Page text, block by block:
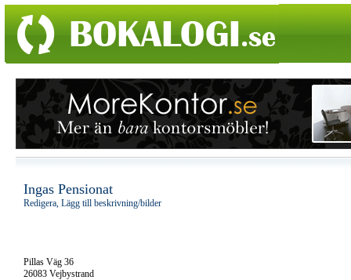
Ingas Pensionat
Redigera, Lägg till beskrivning/bilder
Pillas Väg 36
26083 Vejbystrand